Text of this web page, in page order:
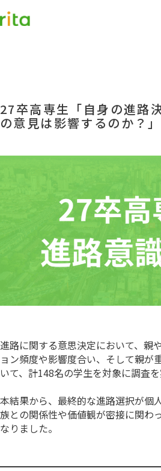
27卒高専生「自身の進路
の意見は影響するのか？」
進路に関する意思決定において、親
ョン頻度や影響度合い、そして親が
いて、計148名の学生を対象に調査を
本結果から、最終的な進路選択が個
族との関係性や価値観が密接に関わ
なりました。